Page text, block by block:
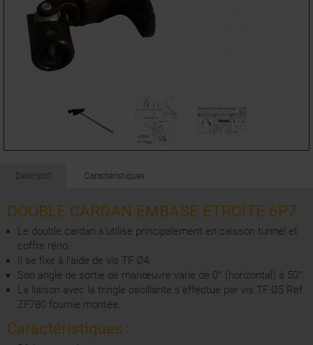
Descriptif Caractéristiques
DOUBLE CARDAN EMBASE ETROITE 6P7
Le double cardan s'utilise principalement en caisson tunnel et
coffre réno.
Il se fixe à l'aide de vis TF Ø4.
Son angle de sortie de manœuvre varie de 0° (horizontal) à 50°.
La liaison avec la tringle oscillante s'effectue par vis TF Ø5 Ref
ZF780 fournie montée.
Caractéristiques :